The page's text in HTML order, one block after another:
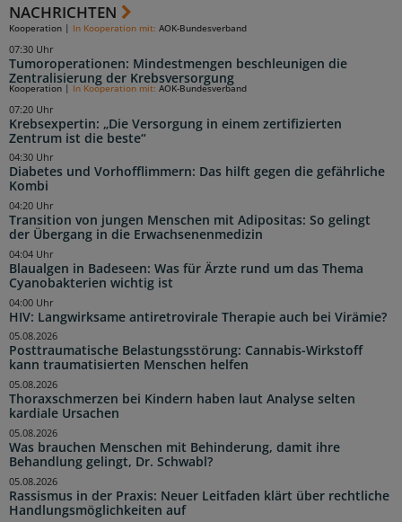
NACHRICHTEN
Tumoroperationen: Mindestmengen beschleunigen die
Zentralisierung der Krebsversorgung
Kooperation | In Kooperation mit: AOK-Bundesverband
07:30 Uhr
Krebsexpertin: „Die Versorgung in einem zertifizierten
Zentrum ist die beste“
Kooperation | In Kooperation mit: AOK-Bundesverband
07:20 Uhr
Diabetes und Vorhofflimmern: Das hilft gegen die gefährliche
Kombi
04:30 Uhr
Transition von jungen Menschen mit Adipositas: So gelingt
der Übergang in die Erwachsenenmedizin
04:20 Uhr
Blaualgen in Badeseen: Was für Ärzte rund um das Thema
Cyanobakterien wichtig ist
04:04 Uhr
HIV: Langwirksame antiretrovirale Therapie auch bei Virämie?
04:00 Uhr
Posttraumatische Belastungsstörung: Cannabis-Wirkstoff
kann traumatisierten Menschen helfen
05.08.2026
Thoraxschmerzen bei Kindern haben laut Analyse selten
kardiale Ursachen
05.08.2026
Was brauchen Menschen mit Behinderung, damit ihre
Behandlung gelingt, Dr. Schwabl?
05.08.2026
Rassismus in der Praxis: Neuer Leitfaden klärt über rechtliche
Handlungsmöglichkeiten auf
05.08.2026